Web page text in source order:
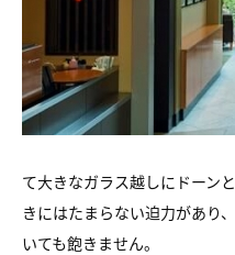
て大きなガラス越しにドーン
きにはたまらない迫力があり
いても飽きません。